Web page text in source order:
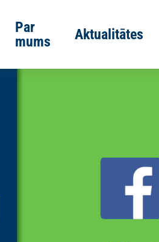
Par
mums
Aktualitātes